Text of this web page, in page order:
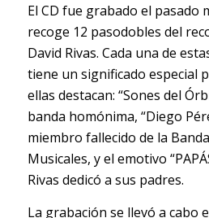
El CD fue grabado el pasado
recoge 12 pasodobles del
David Rivas. Cada una de
tiene un significado especial
ellas destacan: “Sones del
banda homónima, “Diego
miembro fallecido de la
Musicales, y el emotivo
Rivas dedicó a sus padres.
La grabación se llevó a cabo